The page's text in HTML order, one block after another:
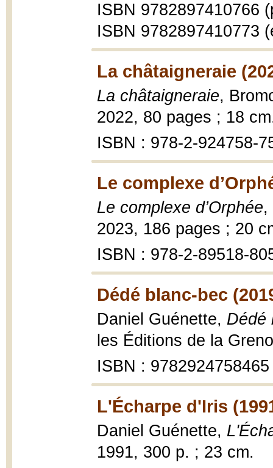
ISBN 9782897410766
ISBN 9782897410773
La châtaigneraie
La châtaigneraie,
2022, 80 pages ; 18
ISBN : 978-2-924758-
Le complexe
Le complexe d’Orphée,
2023, 186 pages ; 20
ISBN : 978-2-89518-
Dédé blanc-bec
Daniel Guénette, Dédé
les Éditions de la
ISBN : 9782924758465
L'Écharpe d'Iris
Daniel Guénette,
1991, 300 p. ; 23 cm.